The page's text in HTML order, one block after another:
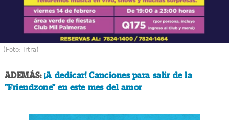
(Foto: Irtra)
ADEMÁS: ¡A dedicar! Canciones para salir de la
"Friendzone" en este mes del amor